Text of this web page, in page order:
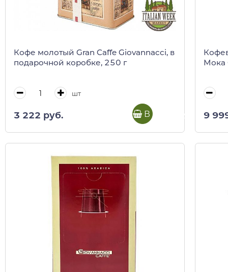
Кофе молотый Gran Caffe Giovannacci, в
подарочной коробке, 250 г
шт
3 222 руб. В корзину
Мока
9